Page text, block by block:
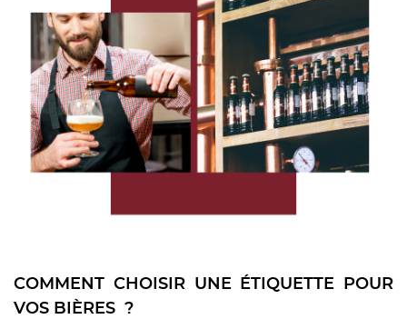
COMMENT CHOISIR UNE ÉTIQUETTE POUR
VOS BIÈRES ?